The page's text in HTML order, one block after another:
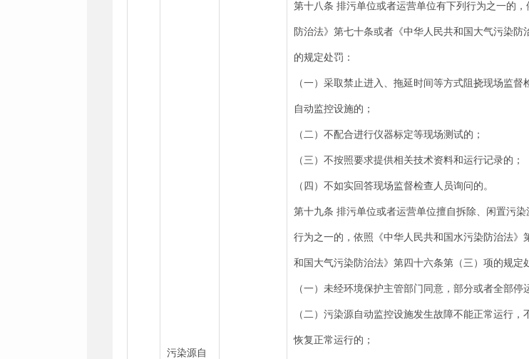
污染源自
第十八条 排污单位或者运营单位有下列行为之一的
防治法》第七十条或者《中华人民共和国大气污染防
的规定处罚：
（一）采取禁止进入、拖延时间等方式阻挠现场监
自动监控设施的；
（二）不配合进行仪器标定等现场测试的；
（三）不按照要求提供相关技术资料和运行记录的；
（四）不如实回答现场监督检查人员询问的。
第十九条 排污单位或者运营单位擅自拆除、闲置污
行为之一的，依照《中华人民共和国水污染防治法》
和国大气污染防治法》第四十六条第（三）项的规定
（一）未经环境保护主管部门同意，部分或者全部停
（二）污染源自动监控设施发生故障不能正常运行
恢复正常运行的；